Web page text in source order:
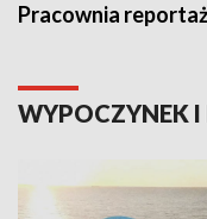
Pracownia
WYPOCZYNEK I